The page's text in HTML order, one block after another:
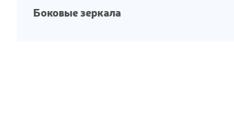
Боковые зеркала